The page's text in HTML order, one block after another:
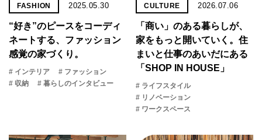
FASHION 2025.05.30
“好き”のピースをコーディ
ネートする、ファッション
感覚の家づくり。
# インテリア
# ファッション
# 収納
# 暮らしのインタビュー
CULTURE 2026.07.06
「商い」の​ある​暮らしが、​
家を​もっと​開いていく。​住
まいと​仕事の​あいだに​ある​
「SHOP IN HOUSE」
# ライフスタイル
# リノベーション
# ワークスペース